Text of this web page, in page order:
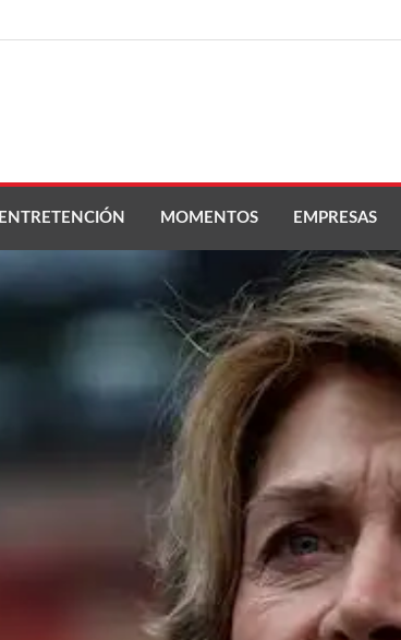
ENTRETENCIÓN MOMENTOS EMPRESAS